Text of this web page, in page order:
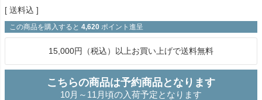
送料込
この商品を購入すると 4,620 ポイント進呈
15,000円（税込）以上お買い上げで送料無料
こちらの商品は予約商品となります
10月～11月頃の入荷予定となります